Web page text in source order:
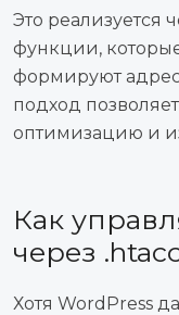
Это реализуется
функции,
формируют
подход
оптимизацию и
Как
через
Хотя WordPress